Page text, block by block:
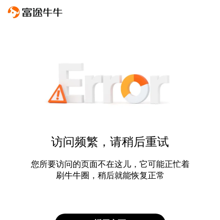
访问频繁，请稍后重试
您所要访问的页面不在这儿，它可能正忙着
刷牛牛圈，稍后就能恢复正常